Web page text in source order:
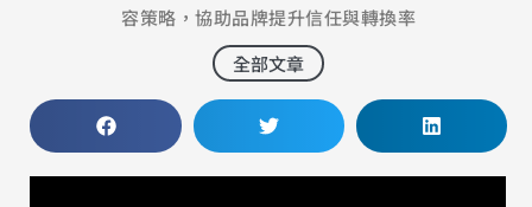
容策略，協助品牌提升信任與轉換率
全部文章